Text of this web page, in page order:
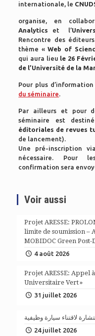
internationale, le
organise, en
Analytics et l’
Rencontre des
thème «Web of
qui aura lieu le 26
de l’Université de la
Pour plus
du séminaire.
Par ailleurs et pour
séminaire est
éditoriales de revues
de lancement).
Une pré-inscription
nécessaire. Pour
confirmation sera
Voir aussi
Projet ARESSE:
limite de soumission –
MOBIDOC Green Post-
4 août 2026
Projet ARESSE: Appel
Universitaire Vert »
31 juillet 2026
لاقتناء سيارة وظيفية
24 juillet 2026